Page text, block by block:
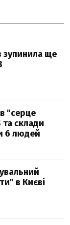
зупинила ще
"серце
та склади
6 людей
в Києві